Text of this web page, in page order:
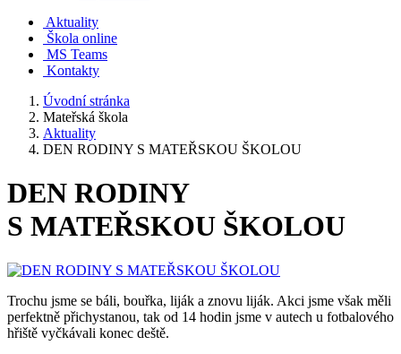
Aktuality
Škola online
MS Teams
Kontakty
Úvodní stránka
Mateřská škola
Aktuality
DEN RODINY S MATEŘSKOU ŠKOLOU
DEN RODINY
S MATEŘSKOU ŠKOLOU
Trochu jsme se báli, bouřka, liják a znovu liják. Akci jsme však měli
perfektně přichystanou, tak od 14 hodin jsme v autech u fotbalového
hřiště vyčkávali konec deště.